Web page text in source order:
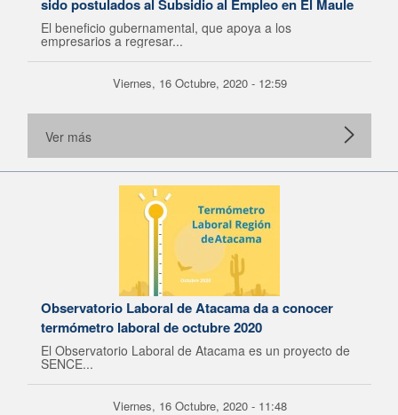
sido postulados al Subsidio al Empleo en El Maule
El beneficio gubernamental, que apoya a los
empresarios a regresar...
Viernes, 16 Octubre, 2020 - 12:59
Ver más
Observatorio Laboral de Atacama da a conocer
termómetro laboral de octubre 2020
El Observatorio Laboral de Atacama es un proyecto de
SENCE...
Viernes, 16 Octubre, 2020 - 11:48